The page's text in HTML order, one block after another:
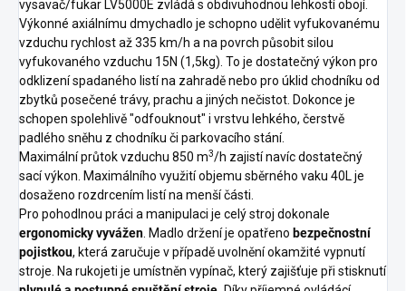
vysavač/fukar LV5000E zvládá s obdivuhodnou lehkostí obojí.
Výkonné axiálnímu dmychadlo je schopno udělit vyfukovanému
vzduchu rychlost až 335 km/h a na povrch působit silou
vyfukovaného vzduchu 15N (1,5kg). To je dostatečný výkon pro
odklizení spadaného listí na zahradě nebo pro úklid chodníku od
zbytků posečené trávy, prachu a jiných nečistot. Dokonce je
schopen spolehlivě "odfouknout" i vrstvu lehkého, čerstvě
padlého sněhu z chodníku či parkovacího stání.
Maximální průtok vzduchu 850 m3/h zajistí navíc dostatečný
sací výkon. Maximálního využití objemu sběrného vaku 40L je
dosaženo rozdrcením listí na menší části.
Pro pohodlnou práci a manipulaci je celý stroj dokonale
ergonomicky vyvážen . Madlo držení je opatřeno bezpečnostní
pojistkou, která zaručuje v případě uvolnění okamžité vypnutí
stroje. Na rukojeti je umístněn vypínač, který zajišťuje při stisknutí